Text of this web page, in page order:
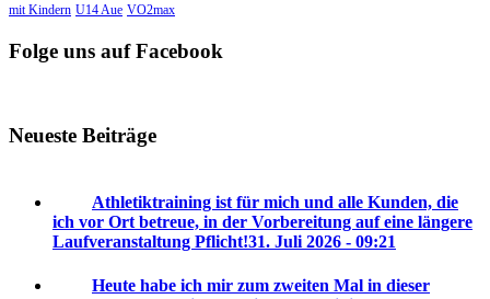
mit Kindern U14 Aue VO2max
Folge uns auf Facebook
Neueste Beiträge
Athletiktraining ist für mich und alle Kunden, die
ich vor Ort betreue, in der Vorbereitung auf eine längere
Laufveranstaltung Pflicht!31. Juli 2026 - 09:21
Heute habe ich mir zum zweiten Mal in dieser